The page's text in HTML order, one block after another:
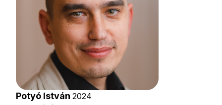
Potyó István 2024